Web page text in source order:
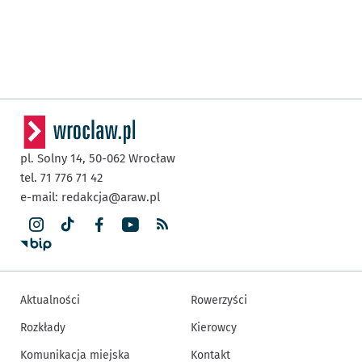
pl. Solny 14, 50-062 Wrocław
tel. 71 776 71 42
e-mail: redakcja@araw.pl
Aktualności
Rozkłady
Komunikacja miejska
Rowerzyści
Kierowcy
Kontakt